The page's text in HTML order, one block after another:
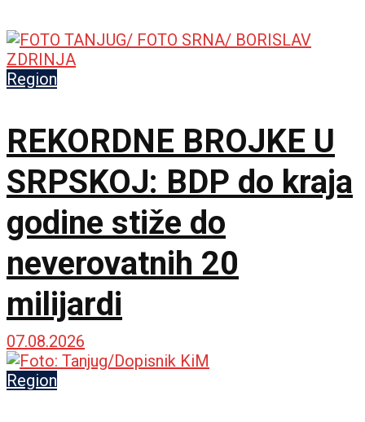
Region
REKORDNE BROJKE U
SRPSKOJ: BDP do kraja
godine stiže do
neverovatnih 20
milijardi
07.08.2026
Region